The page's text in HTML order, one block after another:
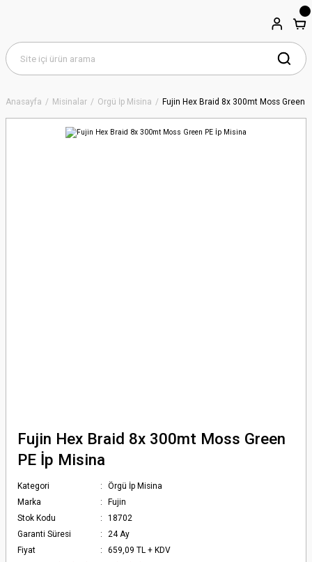
Anasayfa Misinalar Örgü İp Misina Fujin Hex Braid 8x 300mt Moss Green
Fujin Hex Braid 8x 300mt Moss Green
PE İp Misina
Kategori
Örgü İp Misina
Marka
Fujin
Stok Kodu
18702
Garanti Süresi
24 Ay
Fiyat
659,09 TL + KDV